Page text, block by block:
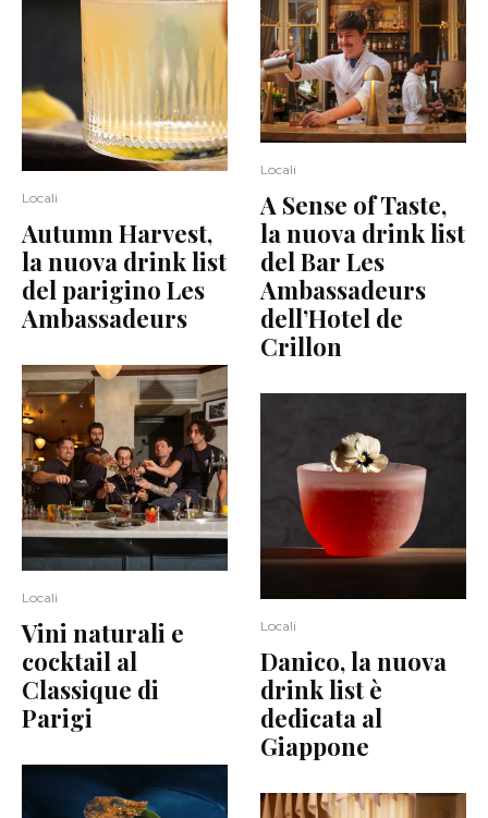
Locali
Autumn Harvest,
la nuova drink list
del parigino Les
Ambassadeurs
Locali
Vini naturali e
cocktail al
Classique di
Parigi
Locali
A Sense of Taste,
la nuova drink list
del Bar Les
Ambassadeurs
dell’Hotel de
Crillon
Locali
Danico, la nuova
drink list è
dedicata al
Giappone